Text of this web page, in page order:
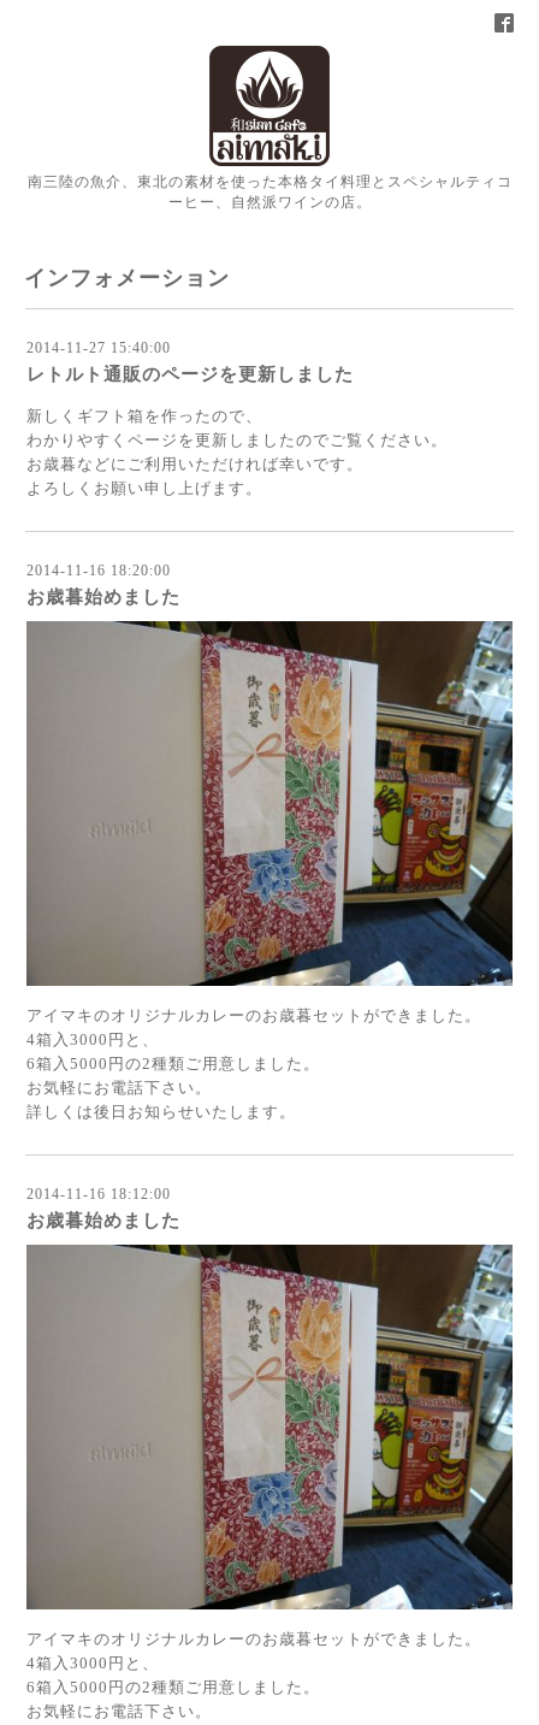
南三陸の魚介、東北の素材を使った本格タイ料理とスペシャルティコ
ーヒー、自然派ワインの店。
インフォメーション
2014-11-27 15:40:00
レトルト通販のページを更新しました
新しくギフト箱を作ったので、
わかりやすくページを更新しましたのでご覧ください。
お歳暮などにご利用いただければ幸いです。
よろしくお願い申し上げます。
2014-11-16 18:20:00
お歳暮始めました
アイマキのオリジナルカレーのお歳暮セットができました。
4箱入3000円と、
6箱入5000円の2種類ご用意しました。
お気軽にお電話下さい。
詳しくは後日お知らせいたします。
2014-11-16 18:12:00
お歳暮始めました
アイマキのオリジナルカレーのお歳暮セットができました。
4箱入3000円と、
6箱入5000円の2種類ご用意しました。
お気軽にお電話下さい。